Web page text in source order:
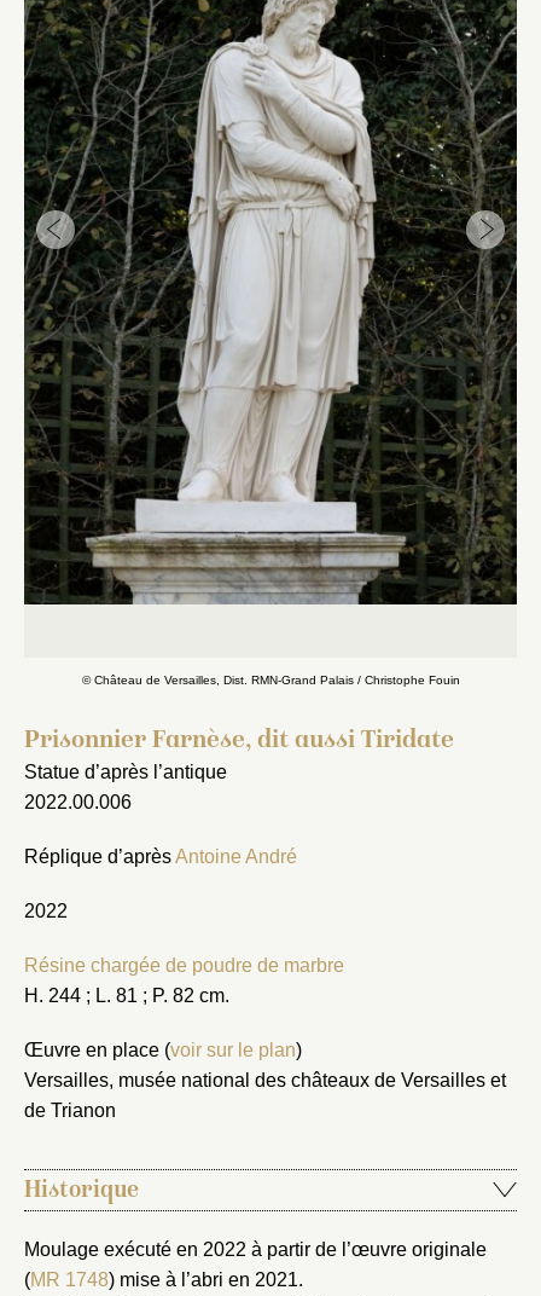
© Château de Versailles, Dist. RMN-Grand Palais / Christophe Fouin
Prisonnier Farnèse, dit aussi Tiridate
Statue d’après l’antique
2022.00.006
Réplique d’aprèsAntoine André
2022
Résine chargée de poudre de marbre
H. 244 ; L. 81 ; P. 82 cm.
Œuvre en place (voir sur le plan)
Versailles, musée national des châteaux de Versailles et
de Trianon
Historique
Moulage exécuté en 2022 à partir de l’œuvre originale
(MR 1748) mise à l’abri en 2021.
Fermer
Choix du dossier où ajouter la
notice
Nom du dossier
Valider
Nouveau dossier
Créer et ajouter
Connexion
Mot de passe
Vous n'êtes pas encore inscrit ?